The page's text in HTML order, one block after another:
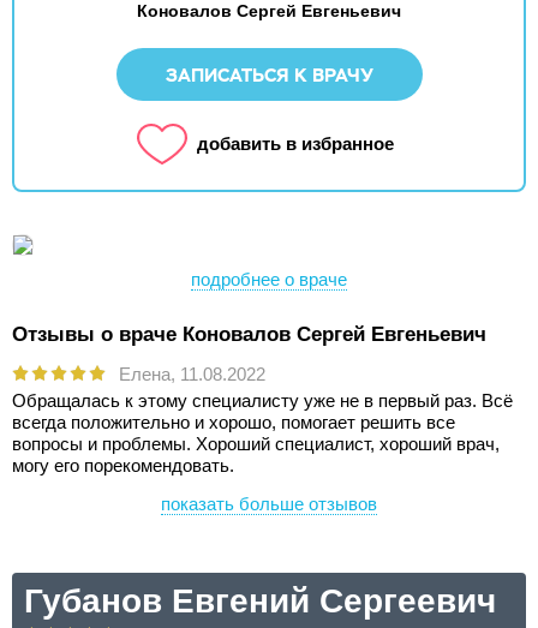
Коновалов Сергей Евгеньевич
ЗАПИСАТЬСЯ К ВРАЧУ
добавить в избранное
подробнее о враче
Отзывы о враче Коновалов Сергей Евгеньевич
Елена, 11.08.2022
Обращалась к этому специалисту уже не в первый раз. Всё
всегда положительно и хорошо, помогает решить все
вопросы и проблемы. Хороший специалист, хороший врач,
могу его порекомендовать.
показать больше отзывов
Губанов Евгений Сергеевич